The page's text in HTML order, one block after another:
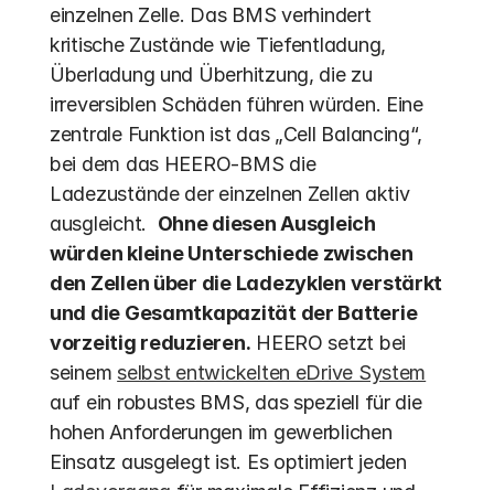
einzelnen Zelle. Das BMS verhindert
kritische Zustände wie Tiefentladung,
Überladung und Überhitzung, die zu
irreversiblen Schäden führen würden. Eine
zentrale Funktion ist das „Cell Balancing“,
bei dem das HEERO-BMS die
Ladezustände der einzelnen Zellen aktiv
ausgleicht. Ohne diesen Ausgleich
würden kleine Unterschiede zwischen
den Zellen über die Ladezyklen verstärkt
und die Gesamtkapazität der Batterie
vorzeitig reduzieren. HEERO setzt bei
seinem selbst entwickelten eDrive System
auf ein robustes BMS, das speziell für die
hohen Anforderungen im gewerblichen